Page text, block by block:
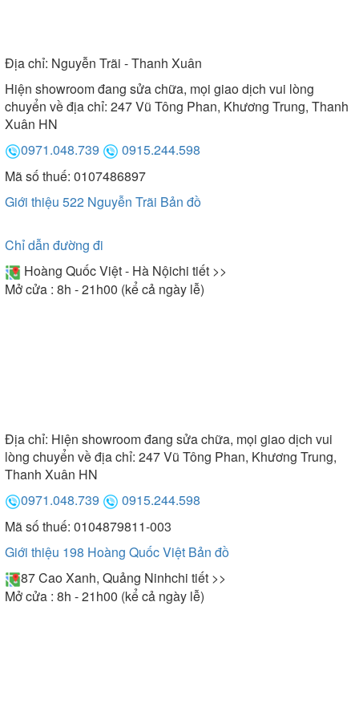
Địa chỉ: Nguyễn Trãi - Thanh Xuân
Hiện showroom đang sửa chữa, mọi giao dịch vui lòng
chuyển về địa chỉ: 247 Vũ Tông Phan, Khương Trung, Thanh
Xuân HN
0971.048.739
0915.244.598
Mã số thuế: 0107486897
Giới thiệu 522 Nguyễn Trãi Bản đồ
Chỉ dẫn đường đi
Hoàng Quốc Việt - Hà Nộichi tiết >>
Mở cửa : 8h - 21h00 (kể cả ngày lễ)
Địa chỉ: Hiện showroom đang sửa chữa, mọi giao dịch vui
lòng chuyển về địa chỉ: 247 Vũ Tông Phan, Khương Trung,
Thanh Xuân HN
0971.048.739
0915.244.598
Mã số thuế: 0104879811-003
Giới thiệu 198 Hoàng Quốc Việt Bản đồ
87 Cao Xanh, Quảng Ninhchi tiết >>
Mở cửa : 8h - 21h00 (kể cả ngày lễ)